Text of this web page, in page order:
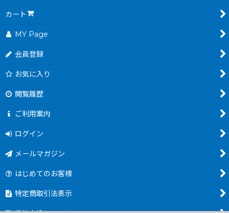
カート
MY Page
会員登録
お気に入り
閲覧履歴
ご利用案内
ログイン
メールマガジン
はじめてのお客様
特定商取引法表示